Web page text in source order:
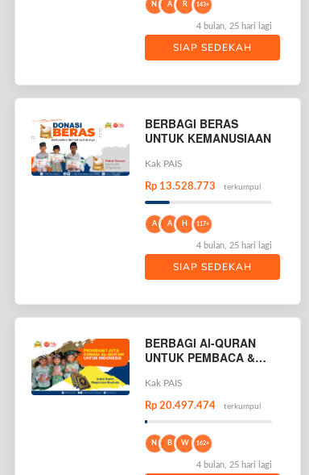
N A R 143+
4 bulan, 25 hari lagi
SIAP SEDEKAH
BERBAGI BERAS
UNTUK KEMANUSIAAN
Kak PAIS
Rp 13.528.773 terkumpul
A A H 117+
4 bulan, 25 hari lagi
SIAP SEDEKAH
BERBAGI Al-QURAN
UNTUK PEMBACA &
QURAN
Kak PAIS
Rp 20.497.474 terkumpul
N B W 162+
4 bulan, 25 hari lagi